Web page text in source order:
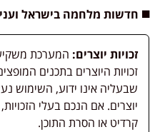
◼️ חדשות מלחמה בישראל
זכויות יוצרים: המערכת
זכויות היוצרים בתכנים
יוצרים. אם הנכם בעלי
קרדיט או הסרת התוכן.